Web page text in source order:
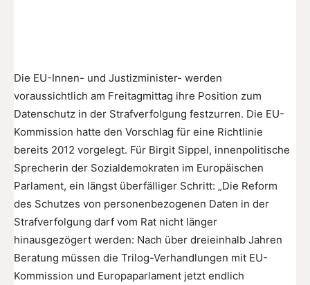
Die EU-Innen- und Justizminister- werden
voraussichtlich am Freitagmittag ihre Position zum
Datenschutz in der Strafverfolgung festzurren. Die EU-
Kommission hatte den Vorschlag für eine Richtlinie
bereits 2012 vorgelegt. Für Birgit Sippel, innenpolitische
Sprecherin der Sozialdemokraten im Europäischen
Parlament, ein längst überfälliger Schritt: „Die Reform
des Schutzes von personenbezogenen Daten in der
Strafverfolgung darf vom Rat nicht länger
hinausgezögert werden: Nach über dreieinhalb Jahren
Beratung müssen die Trilog-Verhandlungen mit EU-
Kommission und Europaparlament jetzt endlich